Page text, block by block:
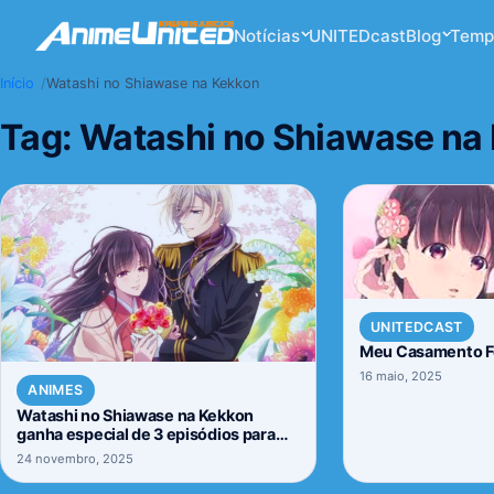
Notícias UNITEDcastBlog
Início Watashi no Shiawase na Kekkon
Tag: Watashi no Shiawase na
ANIMES
Watashi no Shiawase na Kekkon
ganha especial de 3 episódios para
2026
24 novembro, 2025
UNITEDCAST
Meu Casamento
16 maio, 2025